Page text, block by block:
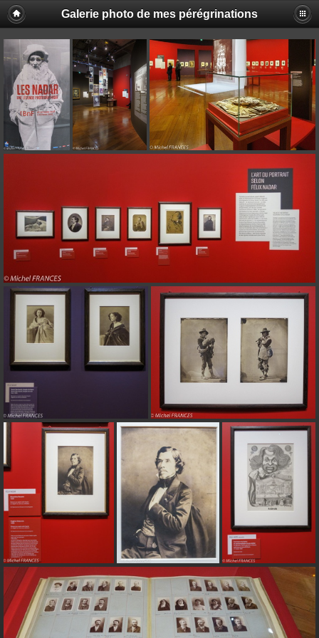
Galerie photo de mes pérégrinations